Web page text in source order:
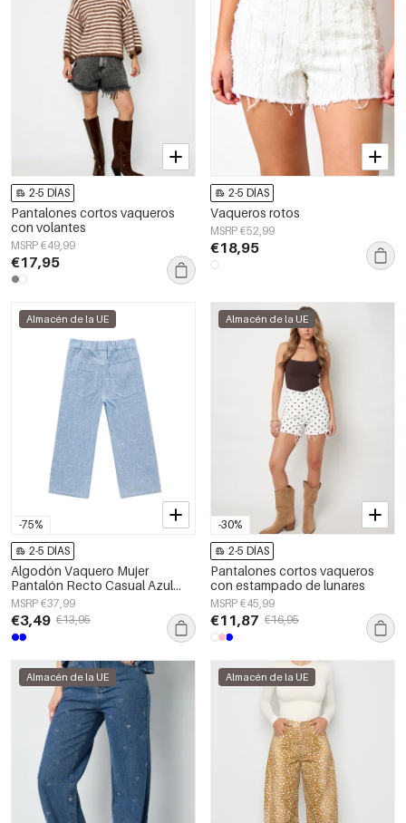
2-5 DÍAS
Pantalones cortos vaqueros
con volantes
MSRP €49,99
€17,95
2-5 DÍAS
Vaqueros rotos
MSRP €52,99
€18,95
-75%
Almacén de la UE
2-5 DÍAS
Algodón Vaquero Mujer
Pantalón Recto Casual Azul
Claro
MSRP €37,99
€3,49 €13,95
-30%
Almacén de la UE
2-5 DÍAS
Pantalones cortos vaqueros
con estampado de lunares
MSRP €45,99
€11,87 €16,95
Almacén de la UE Almacén de la UE